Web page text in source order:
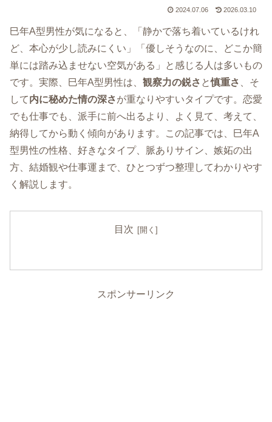
2024.07.06 2026.03.10
巳年A型男性が気になると、「静かで落ち着いているけれ
ど、本心が少し読みにくい」「優しそうなのに、どこか簡
単には踏み込ませない空気がある」と感じる人は多いもの
です。実際、巳年A型男性は、 観察力の鋭さ と慎重さ
、そ
して内に秘めた情の深さが重なりやすいタイプです。恋愛
でも仕事でも、派手に前へ出るより、よく見て、考えて、
納得してから動く傾向があります。この記事では、巳年A
型男性の性格、好きなタイプ、脈ありサイン、嫉妬の出
方、結婚観や仕事運まで、ひとつずつ整理してわかりやす
く解説します。
目次
スポンサーリンク